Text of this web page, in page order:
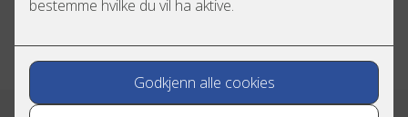
Vi leverer, monterer, drifter og kontrollerer alle type
gjennomføring og rapport.